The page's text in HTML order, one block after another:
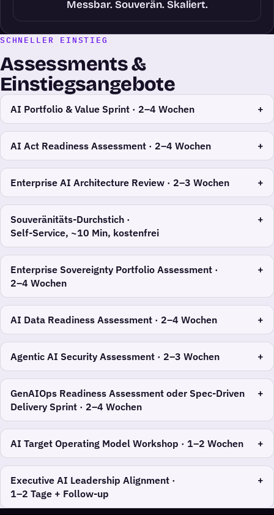
Messbar. Souverän. Skaliert.
SCHNELLER EINSTIEG
Assessments &
Einstiegsangebote
AI Portfolio & Value Sprint · 2–4 Wochen
AI Act Readiness Assessment · 2–4 Wochen
Enterprise AI Architecture Review · 2–3 Wochen
Souveränitäts-Durchstich ·
Self-Service, ~10 Min, kostenfrei
Enterprise Sovereignty Portfolio Assessment ·
2–4 Wochen
AI Data Readiness Assessment · 2–4 Wochen
Agentic AI Security Assessment · 2–3 Wochen
GenAIOps Readiness Assessment oder Spec-Driven
Delivery Sprint · 2–4 Wochen
AI Target Operating Model Workshop · 1–2 Wochen
Executive AI Leadership Alignment ·
1–2 Tage + Follow-up